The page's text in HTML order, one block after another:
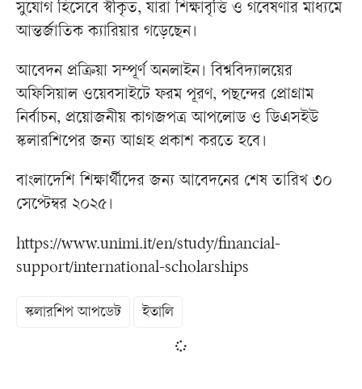
সুযোগ হিসেবে স্বীকৃত, যারা শিক্ষাবৃত্তি ও গবেষণার মাধ্যমে
আন্তর্জাতিক ক্যারিয়ার গড়েছেন।
আবেদন প্রক্রিয়া সম্পূর্ণ অনলাইন। বিশ্ববিদ্যালয়ের
অফিসিয়াল ওয়েবসাইটে ফরম পূরণ, পছন্দের প্রোগ্রাম
নির্বাচন, প্রয়োজনীয় কাগজপত্র আপলোড ও ডিএসইউ
স্কলারশিপের জন্য আগ্রহ প্রকাশ করতে হবে।
বাংলাদেশি শিক্ষার্থীদের জন্য আবেদনের শেষ তারিখ ৩০
সেপ্টেম্বর ২০২৫।
https://www.unimi.it/en/study/financial-
support/international-scholarships
স্কলারশিপ আপডেট ইতালি